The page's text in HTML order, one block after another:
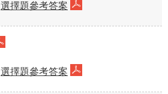
選擇題參考答案
選擇題參考答案